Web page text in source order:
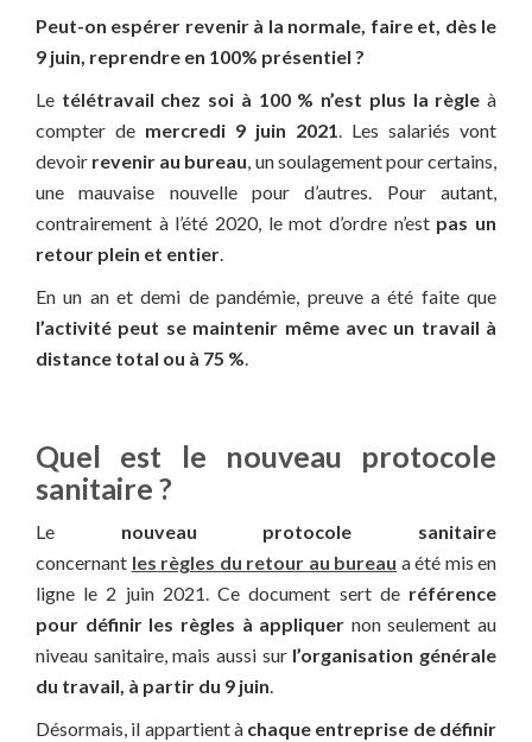
Peut-on espérer revenir à la normale, faire et, dès le
9 juin, reprendre en 100% présentiel ?
Le télétravail chez soi à 100 % n’est plus la règle à
compter de mercredi 9 juin 2021. Les salariés vont
devoir revenir au bureau, un soulagement pour certains,
une mauvaise nouvelle pour d’autres. Pour autant,
contrairement à l’été 2020, le mot d’ordre n’est pas un
retour plein et entier.
En un an et demi de pandémie, preuve a été faite que
l’activité peut se maintenir même avec un travail à
distance total ou à 75 %.
Quel est le nouveau protocole
sanitaire ?
Le nouveau protocole sanitaire
concernant les règles du retour au bureau a été mis en
ligne le 2 juin 2021. Ce document sert de référence
pour définir les règles à appliquer non seulement au
niveau sanitaire, mais aussi sur l’organisation générale
du travail, à partir du 9 juin.
Désormais, il appartient à chaque entreprise de définir